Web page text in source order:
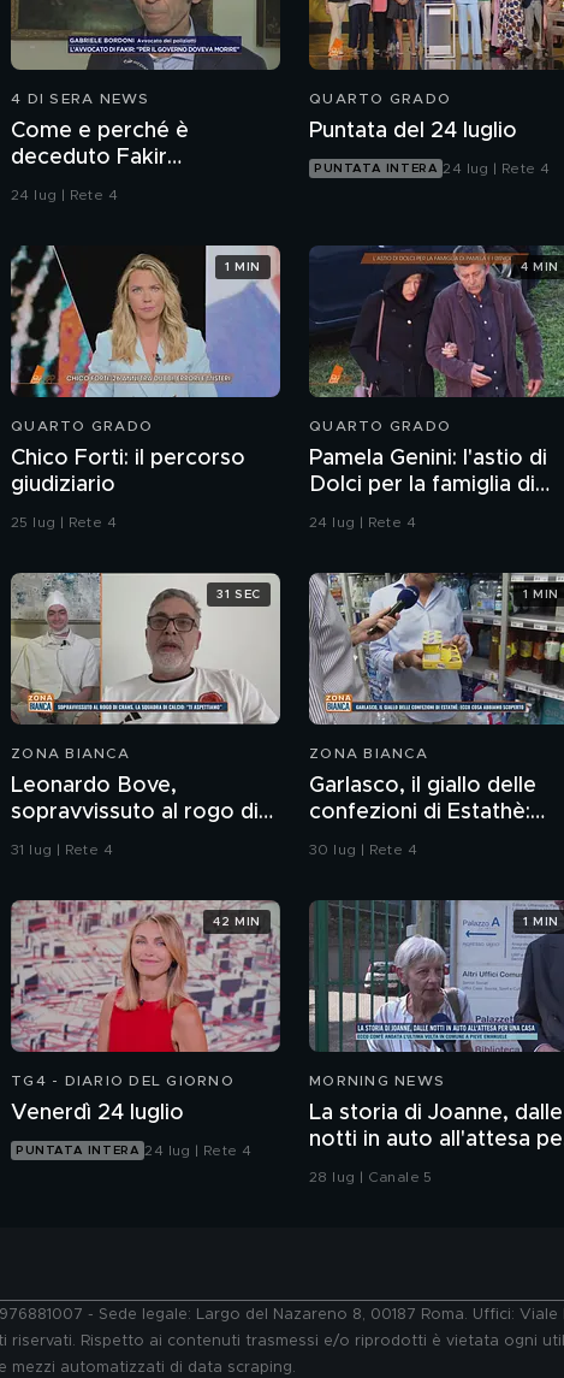
4 DI SERA NEWS
Come e perché è
deceduto Fakir
Abderrahim?
24 lug | Rete 4
QUARTO GRADO
Puntata del 24 luglio
PUNTATA INTERA 24 lug | Rete 4
QUARTO GRADO
Chico Forti: il percorso
giudiziario
25 lug | Rete 4
1 MIN
QUARTO GRADO
Pamela Genini: l'astio di
Dolci per la famiglia di
Pamela
24 lug | Rete 4
4 MIN
ZONA BIANCA
Leonardo Bove,
sopravvissuto al rogo di
Crans-Montana, la
31 lug | Rete 4
31 SEC
ZONA BIANCA
Garlasco, il giallo delle
confezioni di Estathè:
ecco cosa abbiamo
30 lug | Rete 4
1 MIN
TG4 - DIARIO DEL GIORNO
Venerdì 24 luglio
PUNTATA INTERA 24 lug | Rete 4
42 MIN
MORNING NEWS
La storia di Joanne, dalle
notti in auto all'attesa
una casa
28 lug | Canale 5
1 MIN
- Sede legale: Largo del Nazareno 8, 00187 Roma. Uffici:
riservati. Rispetto ai contenuti trasmessi e/o riprodotti è vietata ogni
mezzi automatizzati di data scraping.